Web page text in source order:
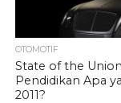
OTOMOTIF
State of the
Pendidikan Apa
2011?